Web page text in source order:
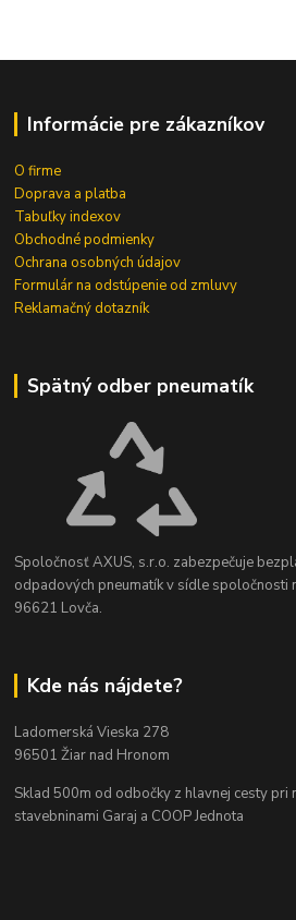
Informácie pre zákazníkov
O firme
Doprava a platba
Tabuľky indexov
Obchodné podmienky
Ochrana osobných údajov
Formulár na odstúpenie od zmluvy
Reklamačný dotazník
Spätný odber pneumatík
Spoločnosť AXUS, s.r.o. zabezpečuje
odpadových pneumatík v sídle spoločnosti
96621 Lovča.
Kde nás nájdete?
Ladomerská Vieska 278
96501 Žiar nad Hronom
Sklad 500m od odbočky z hlavnej cesty pri
stavebninami Garaj a COOP Jednota